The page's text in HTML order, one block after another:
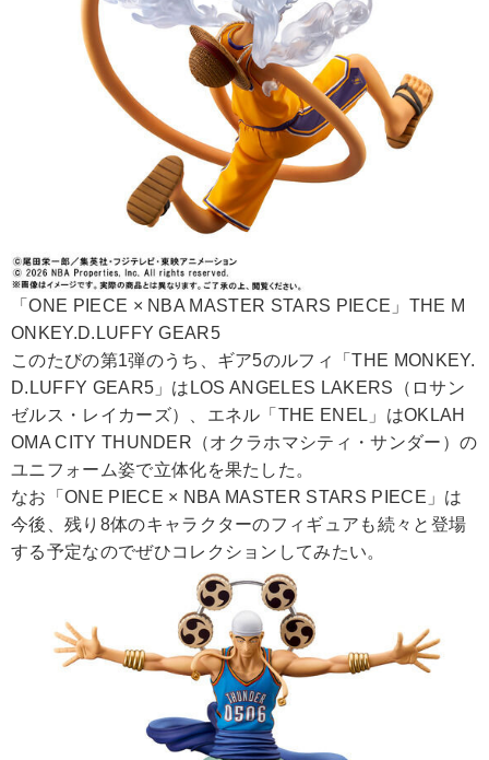
「ONE PIECE × NBA MASTER STARS PIECE」THE M
ONKEY.D.LUFFY GEAR5
このたびの第1弾のうち、ギア5のルフィ「THE MONKEY.
D.LUFFY GEAR5」はLOS ANGELES LAKERS（ロサン
ゼルス・レイカーズ）、エネル「THE ENEL」はOKLAH
OMA CITY THUNDER（オクラホマシティ・サンダー）の
ユニフォーム姿で立体化を果たした。
なお「ONE PIECE × NBA MASTER STARS PIECE」は
今後、残り8体のキャラクターのフィギュアも続々と登場
する予定なのでぜひコレクションしてみたい。